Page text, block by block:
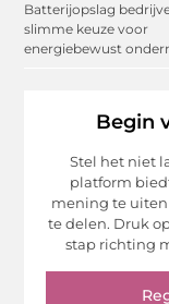
Batterijopslag
slimme keuze voor
energiebewust
Begin
Stel het niet
platform
mening te
te delen. Druk
stap richting